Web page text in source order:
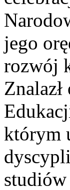
jego
rozwój
którym